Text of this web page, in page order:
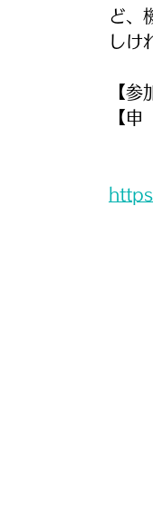
ど、
しけ
【参
【